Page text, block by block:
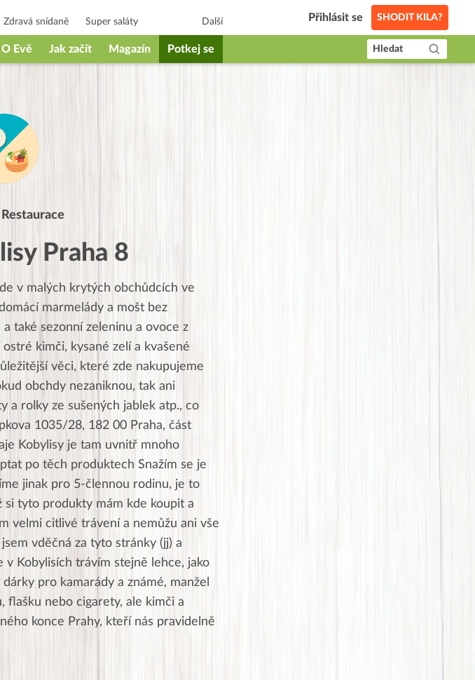
Zdravá snídaně Super saláty Další Přihlásit se SHODIT KILA?
O Evě Jak začít Magazín Potkej se Hledat
Praha 8
v malých krytých obchůdcích ve
marmelády a mošt bez
také sezonní zeleninu a ovoce z
kimči, kysané zelí a kvašené
věci, které zde nakupujeme
obchdy nezaniknou, tak ani
a rolky ze sušených jablek atp., co
1035/28, 182 00 Praha, část
Kobylisy je tam uvnitř mnoho
po těch produktech Snažím se je
jinak pro 5-člennou rodinu, je to
si tyto produkty mám kde koupit a
velmi citlivé trávení a nemůžu ani vše
vděčná za tyto stránky (jj) a
v Kobylisích trávím stejně lehce, jako
pro kamarády a známé, manžel
flašku nebo cigarety, ale kimči a
konce Prahy, kteří nás pravidelně